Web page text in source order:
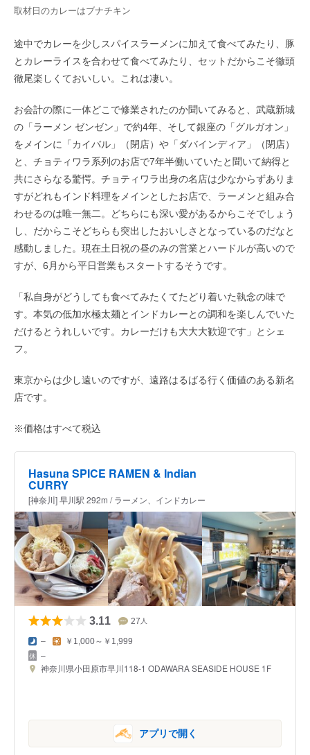
取材日のカレーはブナチキン
途中でカレーを少しスパイスラーメンに加えて食べてみたり、豚
とカレーライスを合わせて食べてみたり、セットだからこそ徹頭
徹尾楽しくておいしい。これは凄い。
お会計の際に一体どこで修業されたのか聞いてみると、武蔵新城
の「ラーメン ゼンゼン」で約4年、そして銀座の「グルガオン」
をメインに「カイバル」（閉店）や「ダバインディア」（閉店）
と、チョティワラ系列のお店で7年半働いていたと聞いて納得と
共にさらなる驚愕。チョティワラ出身の名店は少なからずありま
すがどれもインド料理をメインとしたお店で、ラーメンと組み合
わせるのは唯一無二。どちらにも深い愛があるからこそでしょう
し、だからこそどちらも突出したおいしさとなっているのだなと
感動しました。現在土日祝の昼のみの営業とハードルが高いので
すが、6月から平日営業もスタートするそうです。
「私自身がどうしても食べてみたくてたどり着いた執念の味で
す。本気の低加水極太麺とインドカレーとの調和を楽しんでいた
だけるとうれしいです。カレーだけも大大大歓迎です」とシェ
フ。
東京からは少し遠いのですが、遠路はるばる行く価値のある新名
店です。
※価格はすべて税込
Hasuna SPICE RAMEN & Indian
CURRY
[神奈川] 早川駅 292m / ラーメン、インドカレー
3.11 27 人
– ￥1,000～￥1,999
–
神奈川県小田原市早川118-1 ODAWARA SEASIDE HOUSE 1F
アプリで開く